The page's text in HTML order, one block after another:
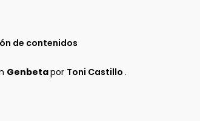
de contenidos
Genbetapor Toni Castillo .